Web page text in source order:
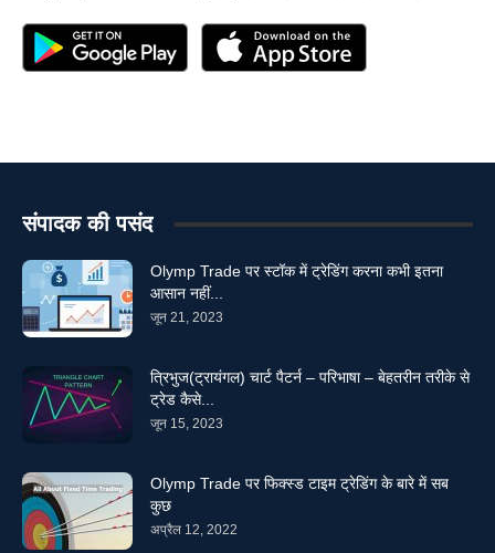
संपादक की पसंद
Olymp Trade पर स्टॉक में ट्रेडिंग करना कभी इतना
आसान नहीं...
जून 21, 2023
त्रिभुज(ट्रायंगल) चार्ट पैटर्न – परिभाषा – बेहतरीन तरीके से
ट्रेड कैसे...
जून 15, 2023
Olymp Trade पर फिक्स्ड टाइम ट्रेडिंग के बारे में सब
कुछ
अप्रैल 12, 2022